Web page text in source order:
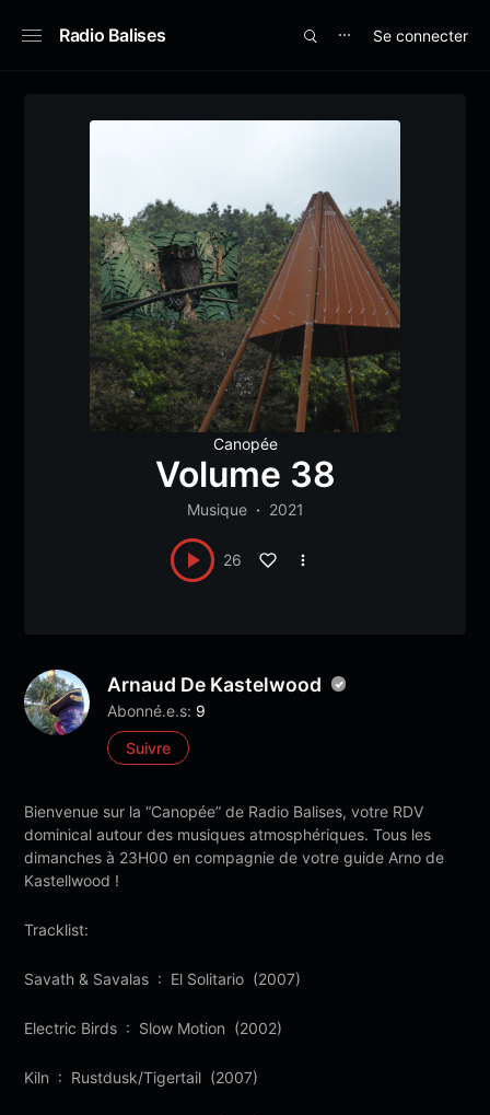
Radio Balises ⋯ Se connecter
Canopée
Volume 38
Musique 2021
26
Arnaud De Kastelwood
Abonné.e.s: 9
Suivre
Bienvenue sur la “Canopée” de Radio Balises, votre RDV
dominical autour des musiques atmosphériques. Tous les
dimanches à 23H00 en compagnie de votre guide Arno de
Kastellwood !
Tracklist:
Savath & Savalas : El Solitario (2007)
Electric Birds : Slow Motion (2002)
Kiln : Rustdusk/Tigertail (2007)